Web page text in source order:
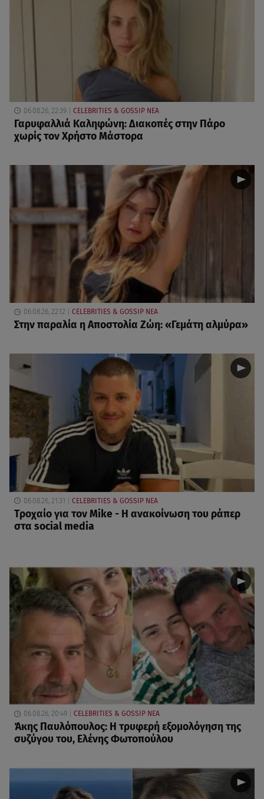
06.08.26, 22:39 CELEBRITIES & GOSSIP ΝΕΑ
Γαρυφαλλιά Καληφώνη: Διακοπές στην Πάρο
χωρίς τον Χρήστο Μάστορα
06.08.26, 22:12 CELEBRITIES & GOSSIP ΝΕΑ
Στην παραλία η Αποστολία Ζώη: «Γεμάτη αλμύρα»
06.08.26, 21:31 CELEBRITIES & GOSSIP ΝΕΑ
Τροχαίο για τον Mike - Η ανακοίνωση του ράπερ
στα social media
06.08.26, 20:49 CELEBRITIES & GOSSIP ΝΕΑ
Άκης Παυλόπουλος: Η τρυφερή εξομολόγηση της
συζύγου του, Ελένης Φωτοπούλου